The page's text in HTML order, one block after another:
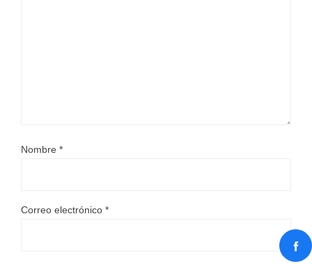
Nombre *
Correo electrónico *